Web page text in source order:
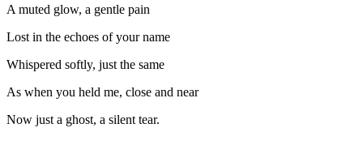
A muted glow, a gentle pain
Lost in the echoes of your name
Whispered softly, just the same
As when you held me, close and near
Now just a ghost, a silent tear.